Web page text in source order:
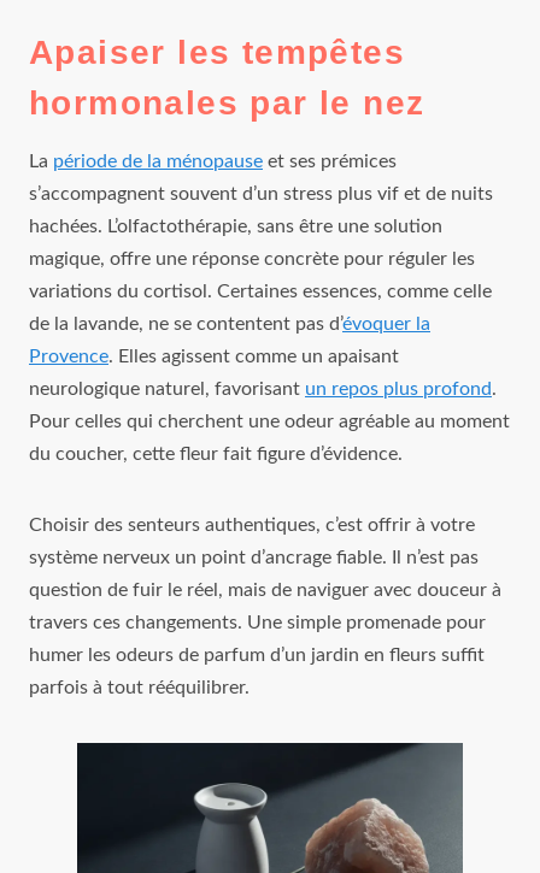
Apaiser les tempêtes
hormonales par le nez
La période de la ménopause et ses prémices
s’accompagnent souvent d’un stress plus vif et de nuits
hachées. L’olfactothérapie, sans être une solution
magique, offre une réponse concrète pour réguler les
variations du cortisol. Certaines essences, comme celle
de la lavande, ne se contentent pas d’évoquer la
Provence. Elles agissent comme un apaisant
neurologique naturel, favorisant un repos plus profond.
Pour celles qui cherchent une odeur agréable au moment
du coucher, cette fleur fait figure d’évidence.
Choisir des senteurs authentiques, c’est offrir à votre
système nerveux un point d’ancrage fiable. Il n’est pas
question de fuir le réel, mais de naviguer avec douceur à
travers ces changements. Une simple promenade pour
humer les odeurs de parfum d’un jardin en fleurs suffit
parfois à tout rééquilibrer.